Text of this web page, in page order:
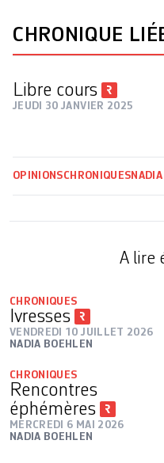
CHRONIQUE
Libre cours
JEUDI 30 JANVIER 2025
OPINIONSCHRONIQUES
A lire
CHRONIQUES
Ivresses
VENDREDI 10 JUILLET 2026
NADIA BOEHLEN
CHRONIQUES
Rencontres
éphémères
MERCREDI 6 MAI 2026
NADIA BOEHLEN